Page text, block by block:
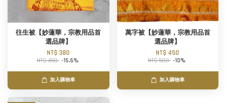
往生被【妙蓮華，宗教用品首
選品牌】
NT$ 380
NT$ 450 -15.6%
加入購物車
萬字被【妙蓮華，宗教用品首
選品牌】
NT$ 450
NT$ 500 -10%
加入購物車